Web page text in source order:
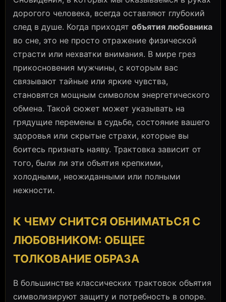
дорогого человека, всегда оставляют глубокий
след в душе. Когда приходят объятия любовника
во сне, это не просто отражение физической
страсти или нехватки внимания. В мире грез
прикосновения мужчины, с которым вас
связывают тайные или яркие чувства,
становятся мощным символом энергетического
обмена. Такой сюжет может указывать на
грядущие перемены в судьбе, состояние вашего
здоровья или скрытые страхи, которые вы
боитесь признать наяву. Трактовка зависит от
того, были ли эти объятия крепкими,
холодными, неожиданными или полными
нежности.
К ЧЕМУ СНИТСЯ ОБНИМАТЬСЯ С
ЛЮБОВНИКОМ: ОБЩЕЕ
ТОЛКОВАНИЕ ОБРАЗА
В большинстве классических трактовок объятия
символизируют защиту и потребность в опоре.